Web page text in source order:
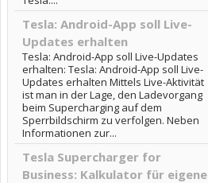
Tesla: Android-App soll Live-
Updates erhalten
Tesla: Android-App soll Live-Updates
erhalten: Tesla: Android-App soll Live-
Updates erhalten Mittels Live-Aktivität
ist man in der Lage, den Ladevorgang
beim Supercharging auf dem
Sperrbildschirm zu verfolgen. Neben
Informationen zur...
Tesla Supercharger for
Business: Kalkulator für eigene